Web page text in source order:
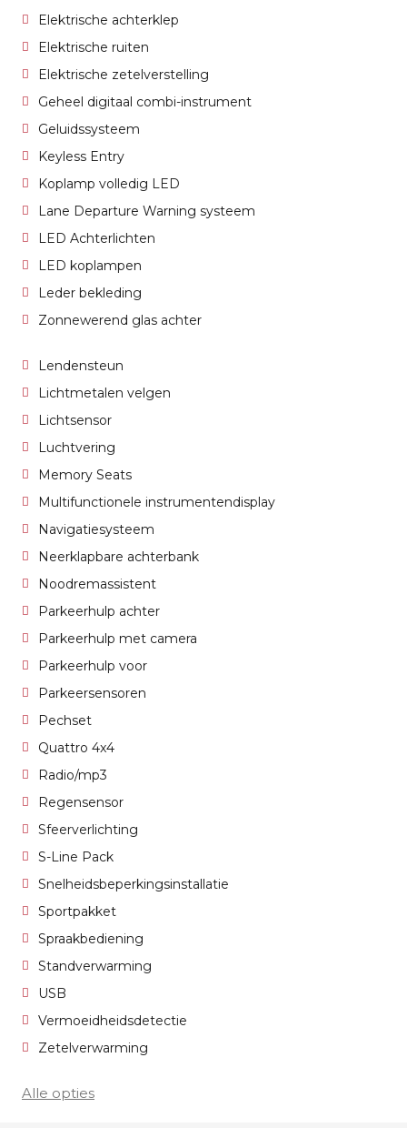
Elektrische achterklep
Elektrische ruiten
Elektrische zetelverstelling
Geheel digitaal combi-instrument
Geluidssysteem
Keyless Entry
Koplamp volledig LED
Lane Departure Warning systeem
LED Achterlichten
LED koplampen
Leder bekleding
Zonnewerend glas achter
Lendensteun
Lichtmetalen velgen
Lichtsensor
Luchtvering
Memory Seats
Multifunctionele instrumentendisplay
Navigatiesysteem
Neerklapbare achterbank
Noodremassistent
Parkeerhulp achter
Parkeerhulp met camera
Parkeerhulp voor
Parkeersensoren
Pechset
Quattro 4x4
Radio/mp3
Regensensor
Sfeerverlichting
S-Line Pack
Snelheidsbeperkingsinstallatie
Sportpakket
Spraakbediening
Standverwarming
USB
Vermoeidheidsdetectie
Zetelverwarming
Alle opties